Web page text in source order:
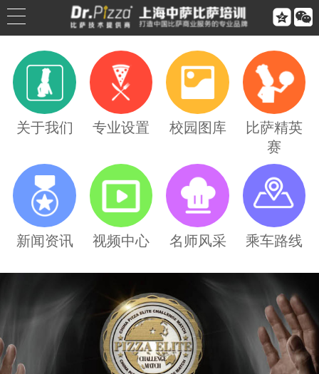


公司简介
公司荣誉
联系我们
合作伙伴
乘车路线
关于我们 专业设置 校园图库
比萨精英
赛
新闻资讯 视频中心 名师风采 乘车路线